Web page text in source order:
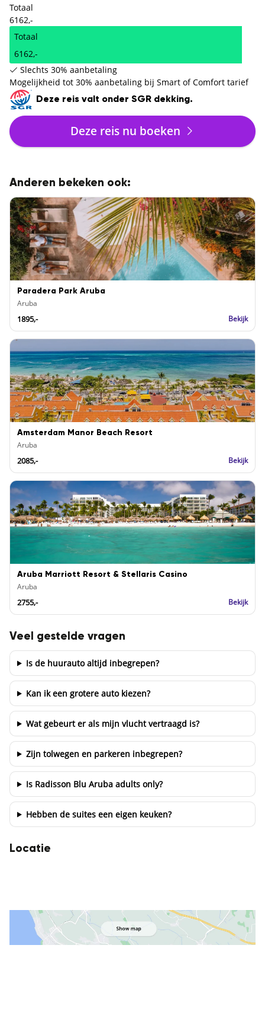
Totaal
6162,-
Totaal
6162,-
Slechts 30% aanbetaling
Mogelijkheid tot 30% aanbetaling bij Smart of Comfort tarief
Deze reis valt onder SGR dekking.
Deze reis nu boeken
Anderen bekeken ook:
Paradera Park Aruba
Aruba
1895,- Bekijk
Amsterdam Manor Beach Resort
Aruba
2085,- Bekijk
Aruba Marriott Resort & Stellaris Casino
Aruba
2755,- Bekijk
Veel gestelde vragen
Is de huurauto altijd inbegrepen?
Kan ik een grotere auto kiezen?
Wat gebeurt er als mijn vlucht vertraagd is?
Zijn tolwegen en parkeren inbegrepen?
Is Radisson Blu Aruba adults only?
Hebben de suites een eigen keuken?
Locatie